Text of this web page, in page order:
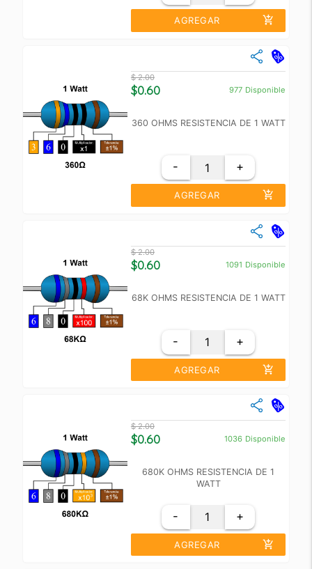
AGREGAR add_shopping_cart
close
Precio Unidad
+10
+100
$ 2.00
$0.60 977 Disponible
360 OHMS RESISTENCIA DE 1 WATT
- +
AGREGAR add_shopping_cart
close
Precio Unidad
+10
+100
$ 2.00
$0.60 1091 Disponible
68K OHMS RESISTENCIA DE 1 WATT
- +
AGREGAR add_shopping_cart
close
Precio Unidad
+10
+100
$ 2.00
$0.60 1036 Disponible
680K OHMS RESISTENCIA DE 1
WATT
- +
AGREGAR add_shopping_cart